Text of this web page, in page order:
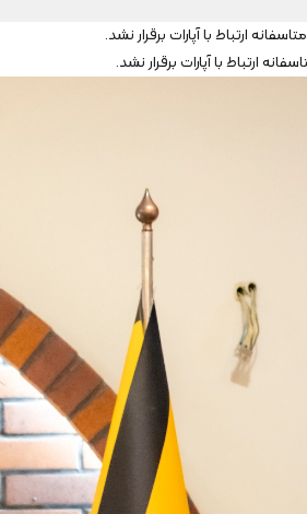
متاسفانه ارتباط با آپارات برقرار نشد.
ارتباط با آپارات برقرار نشد.